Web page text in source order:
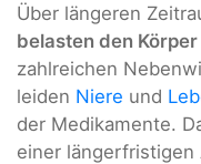
Über längeren
belasten den
zahlreichen
leiden Niere und
der Medikamente.
einer längerfristigen